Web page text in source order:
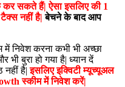
सकते हैं| ऐसा इसलिए की 1
नहीं है|बेचने के बाद आप
निवेश करना कभी भी अच्छा
बुरा हो गया है| ध्यान दें
नहीं है|इसलिएइक्विटी म्यूच्यूअल
स्कीम में निवेश करें|